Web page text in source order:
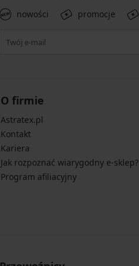
nowości promocje
O firmie
Astratex.pl
Kontakt
Kariera
Jak rozpoznać wiarygodny e-sklep?
Program afiliacyjny